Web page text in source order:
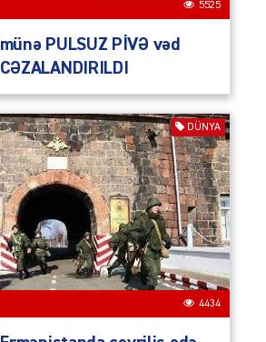
5525
PULSUZ PİVƏ vəd
DÜNYA
4434